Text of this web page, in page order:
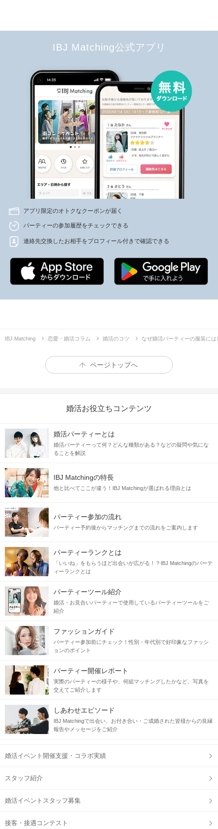
IBJ Matching公式アプリ
アプリ限定のオトクなクーポンが届く
パーティーの参加履歴をチェックできる
連絡先交換したお相手をプロフィール付きで確認できる
IBJ Matching 恋愛・婚活コラム 婚活のコツ なぜ婚活パーティーの服装に
ページトップへ
婚活お役立ちコンテンツ
婚活パーティーとは
婚活パーティーって何？どんな種類がある？などの疑問や気にな
ることを解説
IBJ Matchingの特長
他と比べてここが違う！IBJ Matchingが選ばれる理由とは
パーティー参加の流れ
パーティー予約後からマッチングまでの流れをご案内します
パーティーランクとは
「いいね」をもらうほど出会いが広がる！？IBJ Matchingのパーテ
ィーランクとは
パーティーツール紹介
婚活・お見合いパーティーで使用しているパーティーツールをご
紹介
ファッションガイド
パーティー参加前にチェック！性別・年代別で好印象なファッシ
ョンのポイント
パーティー開催レポート
実際のパーティーの様子や、何組マッチングしたかなど、写真を
交えてご紹介します
しあわせエピソード
IBJ Matchingで出会い、お付き合い・ご成婚された皆様からの良縁
報告やメッセージをご紹介
婚活イベント開催支援・コラボ実績
スタッフ紹介
婚活イベントスタッフ募集
接客・接遇コンテスト